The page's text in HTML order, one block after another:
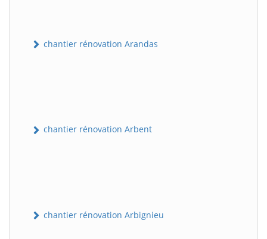
chantier rénovation Arandas
chantier rénovation Arbent
chantier rénovation Arbignieu